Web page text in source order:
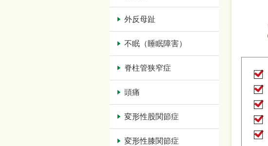
外反母趾
不眠（睡眠障害）
脊柱管狭窄症
頭痛
変形性股関節症
変形性膝関節症